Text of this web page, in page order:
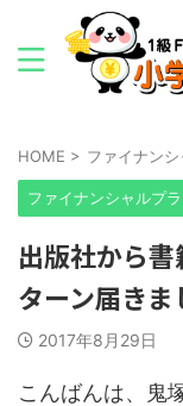
HOME > ファイナン
ファイナンシャルプ
出版社から
ターン届きま
2017年8月29日
こんばんは、鬼